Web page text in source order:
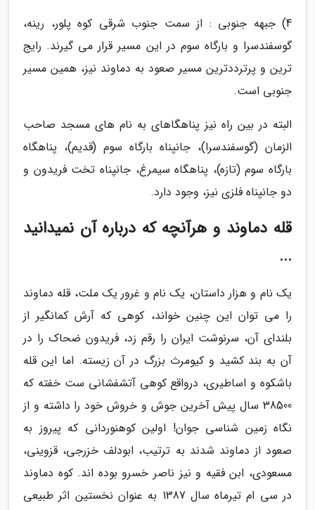
4) جبهه جنوبی : از سمت جنوب شرقی کوه پلور، رینه،
گوسفندسرا و بارگاه سوم در این مسیر قرار می گیرند. رایج
ترین و پرترددترین مسیر صعود به دماوند نیز، همین مسیر
جنوبی است.
البته در بین راه نیز پناهگاهای به نام های مسجد صاحب
الزمان (گوسفندسرا)، جانپناه بارگاه سوم (قدیم)، پناهگاه
بارگاه سوم (تازه)، پناهگاه سیمرغ، جانپناه تخت فریدون و
دو جانپناه فلزی نیز، وجود دارد.
قله دماوند و هرآنچه که درباره آن نمیدانید
...
یک نام و هزار داستان، یک نام و غرور یک ملت، قله دماوند
را می توان این چنین خواند، کوهی که آرش کمانگیر از
بلندای آن، سرنوشت ایران را رقم زد، فریدون ضحاک را در
آن به بند کشید و کیومرث بزرگ در آن زیسته. اما این قله
باشکوه و اساطیری، درواقع کوهی آتشفشانی ست خفته که
38500 سال پیش آخرین جوش و خروش خود را داشته و از
نگاه زمین شناسی جوان! اولین کوهنوردانی که پیروز به
صعود از دماوند شدند به ترتیب، ابودلف خزرجی، قزوینی،
مسعودی، ابن فقیه و نیز ناصر خسرو بوده اند. کوه دماوند
در سی ام تیرماه سال 1387 به عنوان نخستین اثر طبیعی